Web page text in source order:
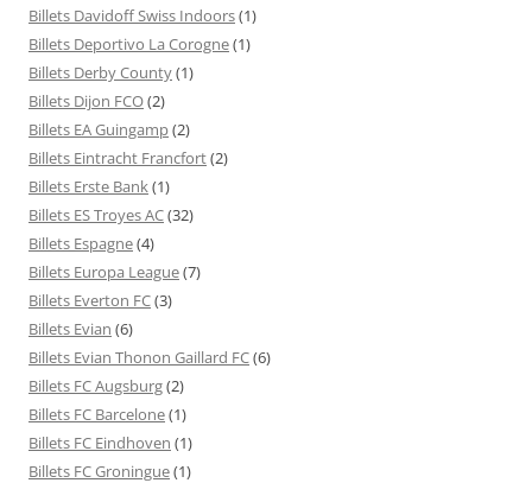
Billets Davidoff Swiss Indoors(1)
Billets Deportivo La Corogne(1)
Billets Derby County(1)
Billets Dijon FCO(2)
Billets EA Guingamp(2)
Billets Eintracht Francfort(2)
Billets Erste Bank(1)
Billets ES Troyes AC(32)
Billets Espagne(4)
Billets Europa League(7)
Billets Everton FC(3)
Billets Evian (6)
Billets Evian Thonon Gaillard FC(6)
Billets FC Augsburg(2)
Billets FC Barcelone(1)
Billets FC Eindhoven (1)
Billets FC Groningue(1)